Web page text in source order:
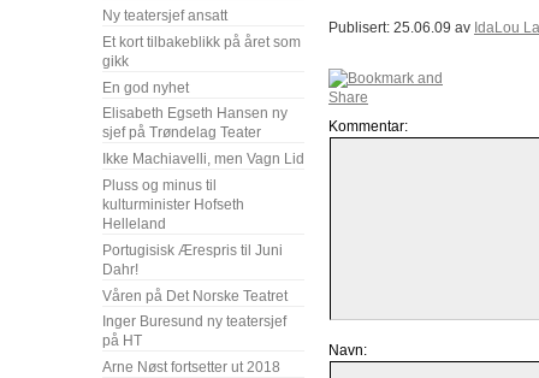
Ny teatersjef ansatt
Et kort tilbakeblikk på året som
gikk
En god nyhet
Elisabeth Egseth Hansen ny
sjef på Trøndelag Teater
Ikke Machiavelli, men Vagn Lid
Pluss og minus til
kulturminister Hofseth
Helleland
Portugisisk Ærespris til Juni
Dahr!
Våren på Det Norske Teatret
Inger Buresund ny teatersjef
på HT
Arne Nøst fortsetter ut 2018
Publisert: 25.06.09 av IdaLou
Kommentar:
Navn: